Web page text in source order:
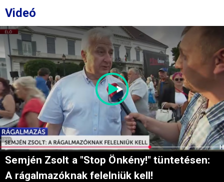
Videó
Semjén Zsolt a "Stop Önkény!" tüntetésen:
A rágalmazóknak felelniük kell!